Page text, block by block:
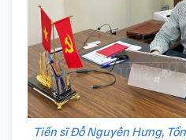
Tiến sĩ Đỗ Nguyên Hưng,